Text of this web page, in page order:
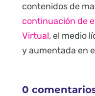
contenidos de
continuación de
Virtual, el medio
y aumentada en
0